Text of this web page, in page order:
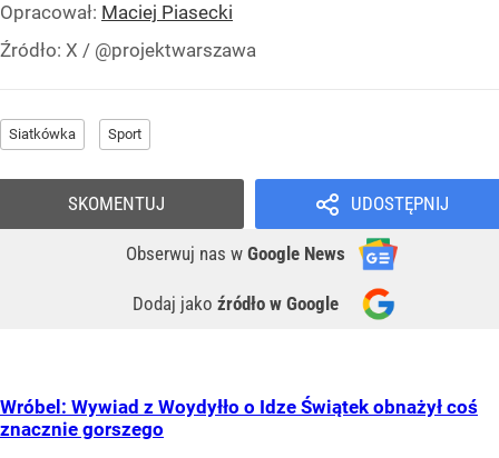
Opracował: Maciej Piasecki
Źródło: X / @projektwarszawa
Siatkówka Sport
UDOSTĘPNIJ
Obserwuj nas w Google News
Dodaj jako źródło w Google
SKOMENTUJ
Wróbel: Wywiad z Woydyłło o Idze Świątek obnażył coś
znacznie gorszego